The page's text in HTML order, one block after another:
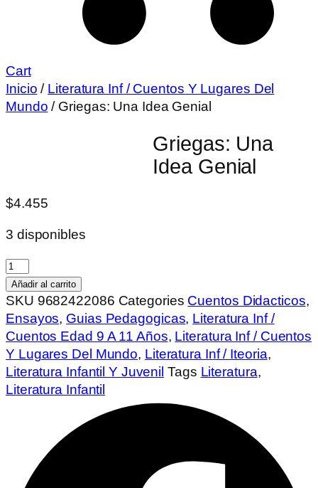
Cart
Inicio / Literatura Inf / Cuentos Y Lugares Del
Mundo / Griegas: Una Idea Genial
Griegas: Una
Idea Genial
$4.455
3 disponibles
Griegas:
Una
Idea
Genial
cantidad
Añadir al carrito
SKU 9682422086 Categories Cuentos Didacticos,
Ensayos, Guias Pedagogicas, Literatura Inf /
Cuentos Edad 9 A 11 Años, Literatura Inf / Cuentos
Y Lugares Del Mundo, Literatura Inf / Iteoria,
Literatura Infantil Y Juvenil Tags Literatura,
Literatura Infantil